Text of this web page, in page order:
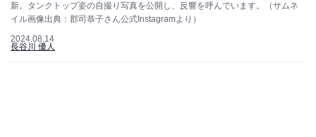
新。タンクトップ姿の自撮り写真を公開し、反響を呼んでいます。（サムネ
イル画像出典：郡司恭子さん公式Instagramより）
2024.08.14
長谷川 優人